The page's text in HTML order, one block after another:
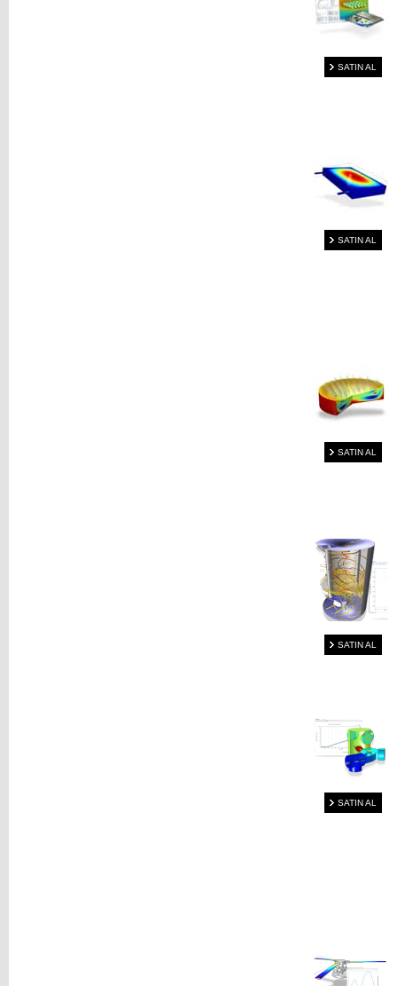
SATIN AL
SATIN AL
SATIN AL
SATIN AL
SATIN AL